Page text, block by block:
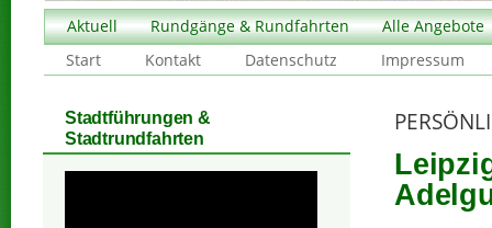
Aktuell Rundgänge & Rundfahrten
Alle Angebote
Start
Kontakt Datenschutz Impressum
Stadtführungen &
Stadtrundfahrten